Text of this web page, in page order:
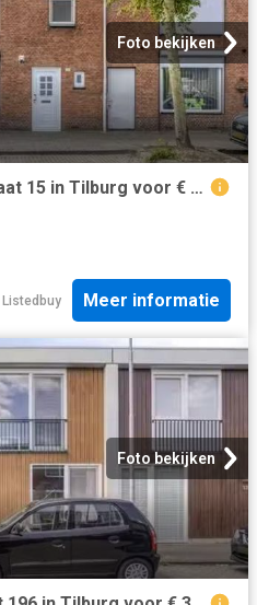
Foto bekijken
Huis te koop Mokmerstraat 15 in Tilburg voor € 350.000
Listedbuy Meer informatie
Foto bekijken